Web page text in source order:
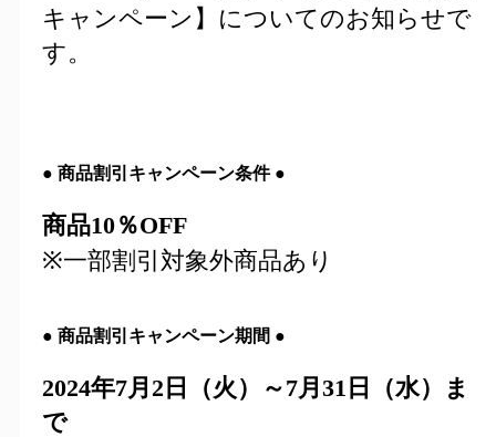
キャンペーン】についてのお知らせで
す。
● 商品割引キャンペーン条件●
商品10％OFF
※一部割引対象外商品あり
● 商品割引キャンペーン期間 ●
2024年7月2日（火）～7月31日（水）ま
で